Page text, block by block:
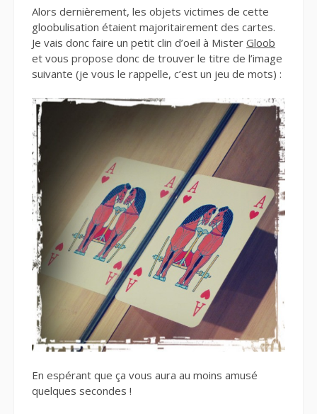
Alors dernièrement, les objets victimes de cette
gloobulisation étaient majoritairement des cartes.
Je vais donc faire un petit clin d’oeil à Mister Gloob
et vous propose donc de trouver le titre de l’image
suivante (je vous le rappelle, c’est un jeu de mots) :
En espérant que ça vous aura au moins amusé
quelques secondes !